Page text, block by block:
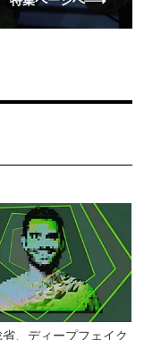
、ディープフェイク